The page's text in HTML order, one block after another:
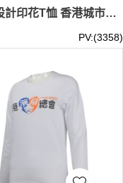
T930 設計印花T恤 香港城市大學 T恤生產商 黑色
PV:(3358)